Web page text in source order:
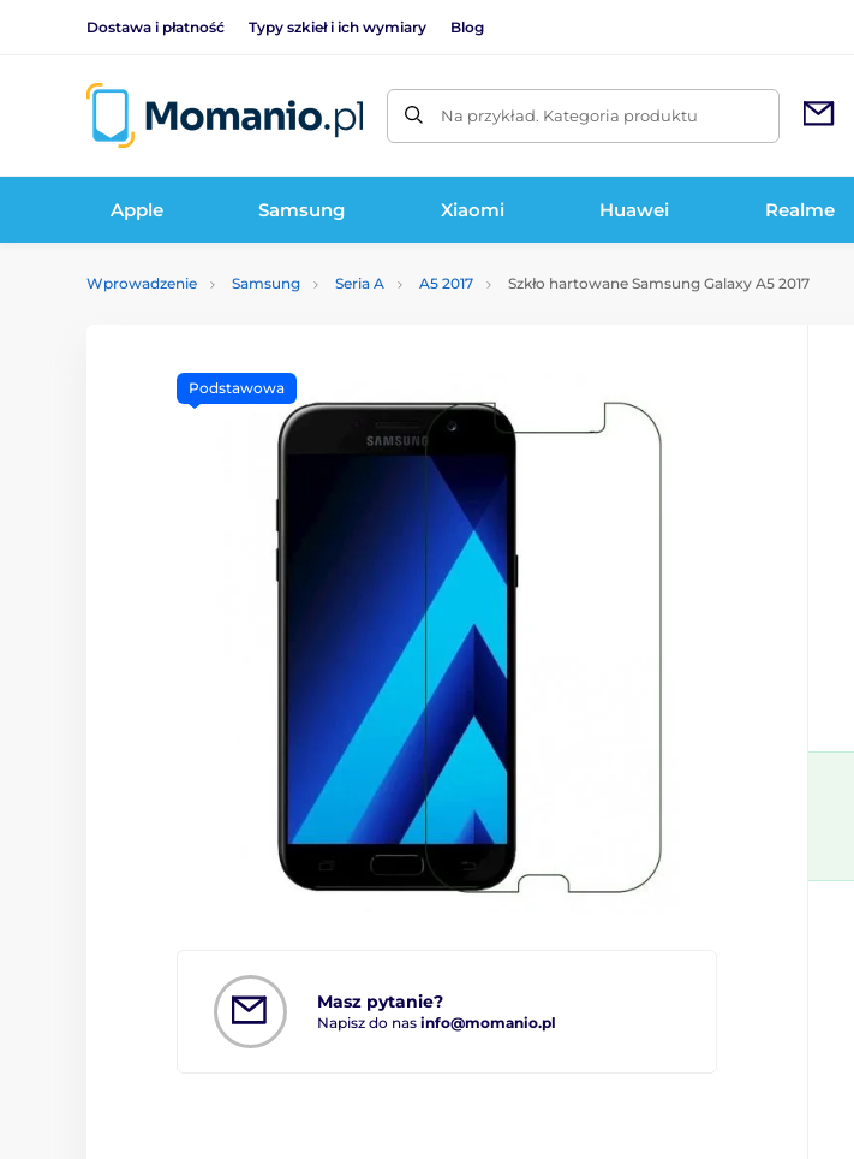
Dostawa i płatność Typy szkieł i ich wymiary Blog
Na przykład. Kategoria produktu
Apple Samsung Xiaomi Huawei Realme
Wprowadzenie Samsung Seria A A5 2017 Szkło hartowane Samsung Galaxy A5 2017
Masz pytanie?
Napisz do nas info@momanio.pl
Podstawowa